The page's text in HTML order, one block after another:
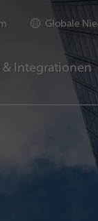
Globale
& Integrationen